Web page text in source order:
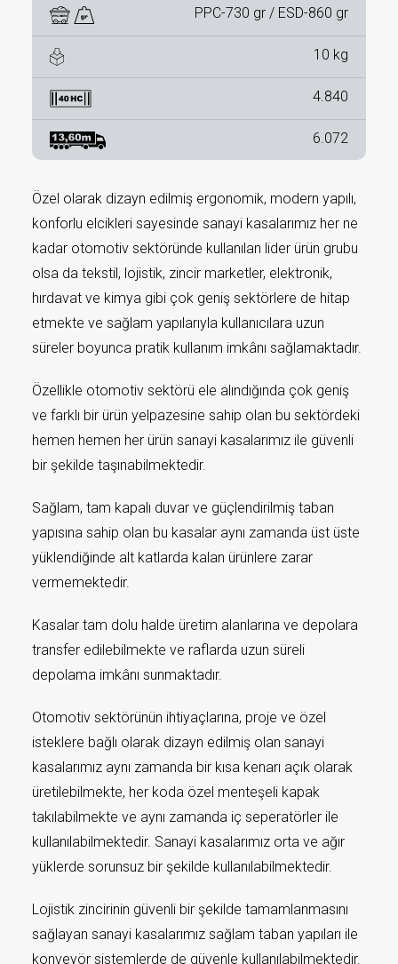
PPC-730 gr / ESD-860 gr
10 kg
4.840
6.072
Özel olarak dizayn edilmiş ergonomik, modern yapılı,
konforlu elcikleri sayesinde sanayi kasalarımız her ne
kadar otomotiv sektöründe kullanılan lider ürün grubu
olsa da tekstil, lojistik, zincir marketler, elektronik,
hırdavat ve kimya gibi çok geniş sektörlere de hitap
etmekte ve sağlam yapılarıyla kullanıcılara uzun
süreler boyunca pratik kullanım imkânı sağlamaktadır.
Özellikle otomotiv sektörü ele alındığında çok geniş
ve farklı bir ürün yelpazesine sahip olan bu sektördeki
hemen hemen her ürün sanayi kasalarımız ile güvenli
bir şekilde taşınabilmektedir.
Sağlam, tam kapalı duvar ve güçlendirilmiş taban
yapısına sahip olan bu kasalar aynı zamanda üst üste
yüklendiğinde alt katlarda kalan ürünlere zarar
vermemektedir.
Kasalar tam dolu halde üretim alanlarına ve depolara
transfer edilebilmekte ve raflarda uzun süreli
depolama imkânı sunmaktadır.
Otomotiv sektörünün ihtiyaçlarına, proje ve özel
isteklere bağlı olarak dizayn edilmiş olan sanayi
kasalarımız aynı zamanda bir kısa kenarı açık olarak
üretilebilmekte, her koda özel menteşeli kapak
takılabilmekte ve aynı zamanda iç seperatörler ile
kullanılabilmektedir. Sanayi kasalarımız orta ve ağır
yüklerde sorunsuz bir şekilde kullanılabilmektedir.
Lojistik zincirinin güvenli bir şekilde tamamlanmasını
sağlayan sanayi kasalarımız sağlam taban yapıları ile
konveyör sistemlerde de güvenle kullanılabilmektedir.